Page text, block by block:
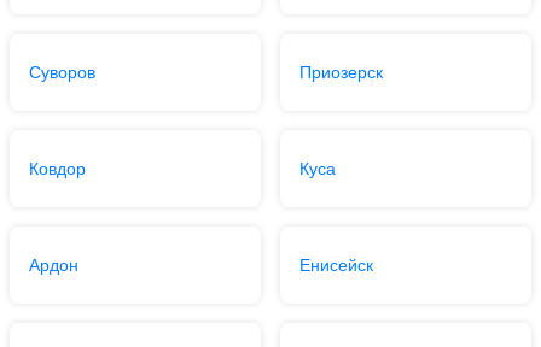
Суворов Приозерск
Ковдор Куса
Ардон Енисейск